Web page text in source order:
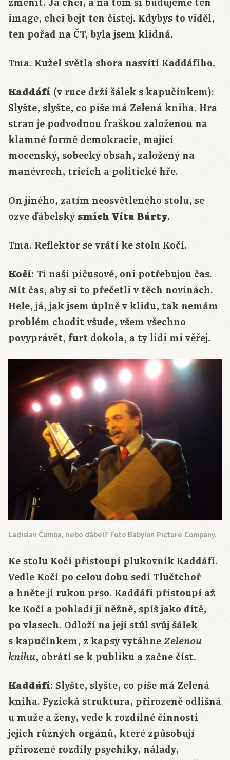
změnit. Já chci, a na tom si budujeme ten
image, chci bejt ten čistej. Kdybys to viděl,
ten pořad na ČT, byla jsem klidná.
Tma. Kužel světla shora nasvítí Kaddáfího.
Kaddáfí (v ruce drží šálek s kapučínkem):
Slyšte, slyšte, co píše má Zelená kniha. Hra
stran je podvodnou fraškou založenou na
klamné formě demokracie, mající
mocenský, sobecký obsah, založený na
manévrech, tricích a politické hře.
On jiného, zatím neosvětleného stolu, se
ozve ďábelskýsmích Víta Bárty.
Tma. Reflektor se vrátí ke stolu Kočí.
Kočí: Ti naši pičusové, oni potřebujou čas.
Mít čas, aby si to přečetli v těch novinách.
Hele, já, jak jsem úplně v klidu, tak nemám
problém chodit všude, všem všechno
povyprávět, furt dokola, a ty lidi mi věřej.
Ladislav Čumba, nebo ďábel? Foto Babylon Picture Company.
Ke stolu Kočí přistoupí plukovník Kaddáfí.
Vedle Kočí po celou dobu sedí Tlučtchoř
a hněte jí rukou prso. Kaddáfí přistoupí až
ke Kočí a pohladí ji něžně, spíš jako dítě,
po vlasech. Odloží na její stůl svůj šálek
s kapučínkem, z kapsy vytáhne Zelenou
knihu, obrátí se k publiku a začne číst.
Kaddáfí: Slyšte, slyšte, co píše má Zelená
kniha. Fyzická struktura, přirozeně odlišná
u muže a ženy, vede k rozdílné činnosti
jejich různých orgánů, které způsobují
přirozené rozdíly psychiky, nálady,